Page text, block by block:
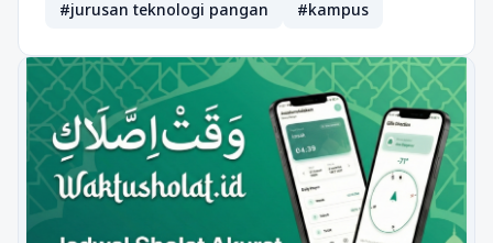
#jurusan teknologi pangan
#kampus